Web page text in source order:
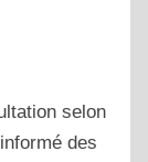
selon
des